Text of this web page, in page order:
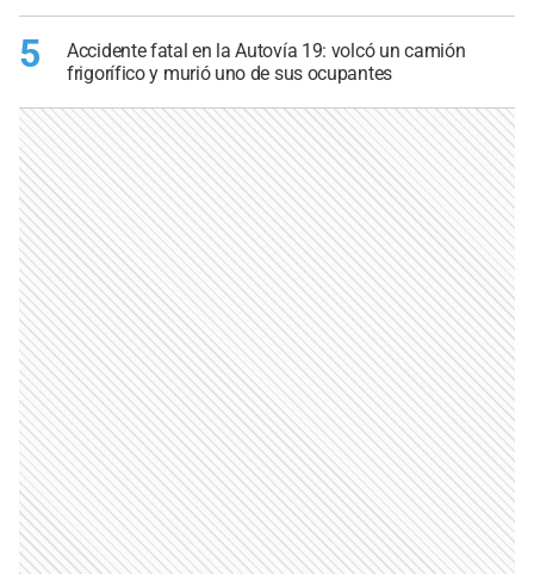
5
Accidente fatal en la Autovía 19: volcó un camión
frigorífico y murió uno de sus ocupantes